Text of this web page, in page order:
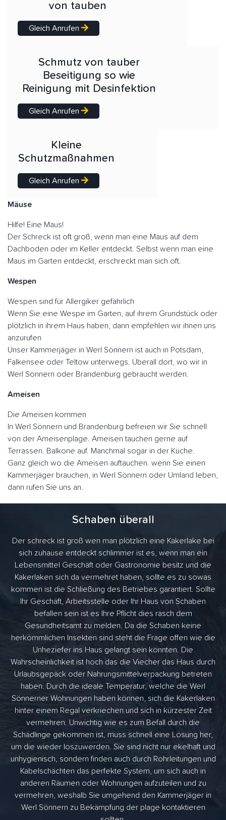
von tauben
Gleich Anrufen
Schmutz von tauber
Beseitigung so wie
Reinigung mit Desinfektion
Gleich Anrufen
Kleine
Schutzmaßnahmen
Gleich Anrufen
Mäuse
Hilfe! Eine Maus!
Der Schreck ist oft groß, wenn man eine Maus auf dem
Dachboden oder im Keller entdeckt. Selbst wenn man eine
Maus im Garten entdeckt, erschreckt man sich oft.
Wespen
Wespen sind für Allergiker gefährlich
Wenn Sie eine Wespe im Garten, auf ihrem Grundstück oder
plötzlich in ihrem Haus haben, dann empfehlen wir ihnen uns
anzurufen
Unser Kammerjäger in Werl Sönnern ist auch in Potsdam,
Falkensee oder Teltow unterwegs. Überall dort, wo wir in
Werl Sönnern oder Brandenburg gebraucht werden.
Ameisen
Die Ameisen kommen
In Werl Sönnern und Brandenburg befreien wir Sie schnell
von der Ameisenplage. Ameisen tauchen gerne auf
Terrassen. Balkone auf. Manchmal sogar in der Küche.
Ganz gleich wo die Ameisen auftauchen. wenn Sie einen
Kammerjäger brauchen, in Werl Sönnern oder Umland leben,
dann rufen Sie uns an.
Schaben überall
Der schreck ist groß wen man plötzlich eine Kakerlake bei
sich zuhause entdeckt schlimmer ist es, wenn man ein
Lebensmittel Geschäft oder Gastronomie besitz und die
Kakerlaken sich da vermehret haben, sollte es zu sowas
kommen ist die Schließung des Betriebes garantiert. Sollte
Ihr Geschäft, Arbeitsstelle oder Ihr Haus von Schaben
befallen sein ist es Ihre Pflicht dies rasch dem
Gesundheitsamt zu melden. Da die Schaben keine
herkömmlichen Insekten sind steht die Frage offen wie die
Unheziefer ins Haus gelangt sein könnten. Die
Wahrscheinlichkeit ist hoch das die Viecher das Haus durch
Urlaubsgepäck oder Nahrungsmittelverpackung betreten
haben. Durch die ideale Temperatur, welche die Werl
Sönnerner Wohnungen haben können, sich die Kakerlaken
hinter einem Regal verkriechen und sich in kürzester Zeit
vermehren. Unwichtig wie es zum Befall durch die
Schädlinge gekommen ist, muss schnell eine Lösung her,
um die wieder loszuwerden. Sie sind nicht nur ekelhaft und
unhygienisch, sondern finden auch durch Rohrleitungen und
Kabelschächten das perfekte System, um sich auch in
anderen Räumen oder Wohnungen aufzuteilen und zu
vermehren, weshalb Sie umgehend den Kammerjäger in
Werl Sönnern zu Bekämpfung der plage kontaktieren